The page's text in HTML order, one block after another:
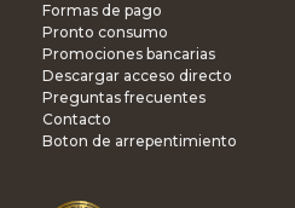
Formas de pago
Pronto consumo
Promociones bancarias
Descargar acceso directo
Preguntas frecuentes
Contacto
Boton de arrepentimiento